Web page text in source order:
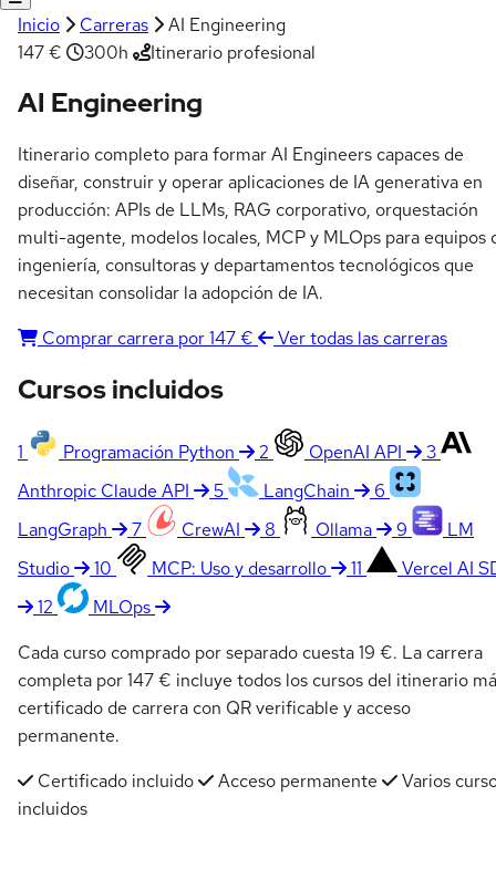
Inicio Carreras
AI Engineering
147 €
300h Itinerario profesional
AI Engineering
Itinerario completo para formar AI Engineers capaces de
diseñar, construir y operar aplicaciones de IA generativa en
producción: APIs de LLMs, RAG corporativo, orquestación
multi-agente, modelos locales, MCP y MLOps para equipos
ingeniería, consultoras y departamentos tecnológicos que
necesitan consolidar la adopción de IA.
Comprar carrera por 147 €
Ver todas las carreras
Cursos incluidos
1 Programación Python 2 OpenAI API
3
Anthropic Claude API
5 LangChain
6
LangGraph
7 CrewAI 8 Ollama 9
LM
Studio
10 MCP: Uso y desarrollo 11
Vercel AI
12
MLOps
Cada curso comprado por separado cuesta 19 €. La carrera
completa por 147 € incluye todos los cursos del itinerario
certificado de carrera con QR verificable y acceso
permanente.
Certificado incluido
Acceso permanente
Varios
incluidos